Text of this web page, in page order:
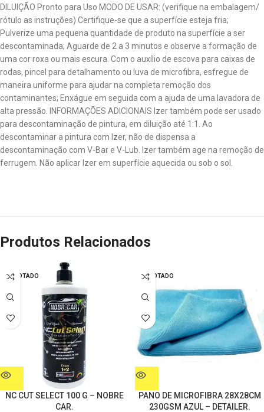
DILUIÇÃO Pronto para Uso MODO DE USAR: (verifique na embalagem/
rótulo as instruções) Certifique-se que a superfície esteja fria;
Pulverize uma pequena quantidade de produto na superfície a ser
descontaminada; Aguarde de 2 a 3 minutos e observe a formação de
uma cor roxa ou mais escura. Com o auxílio de escova para caixas de
rodas, pincel para detalhamento ou luva de microfibra, esfregue de
maneira uniforme para ajudar na completa remoção dos
contaminantes; Enxágue em seguida com a ajuda de uma lavadora de
alta pressão. INFORMAÇÕES ADICIONAIS Izer também pode ser usado
para descontaminação de pintura, em diluição até 1:1. Ao
descontaminar a pintura com Izer, não de dispensa a
descontaminação com V-Bar e V-Lub. Izer também age na remoção de
ferrugem. Não aplicar Izer em superfície aquecida ou sob o sol.
Produtos Relacionados
ESGOTADO
NC CUT SELECT 100 G – NOBRE
CAR.
ESGOTADO
PANO DE MICROFIBRA 28X28CM
230GSM AZUL – DETAILER.